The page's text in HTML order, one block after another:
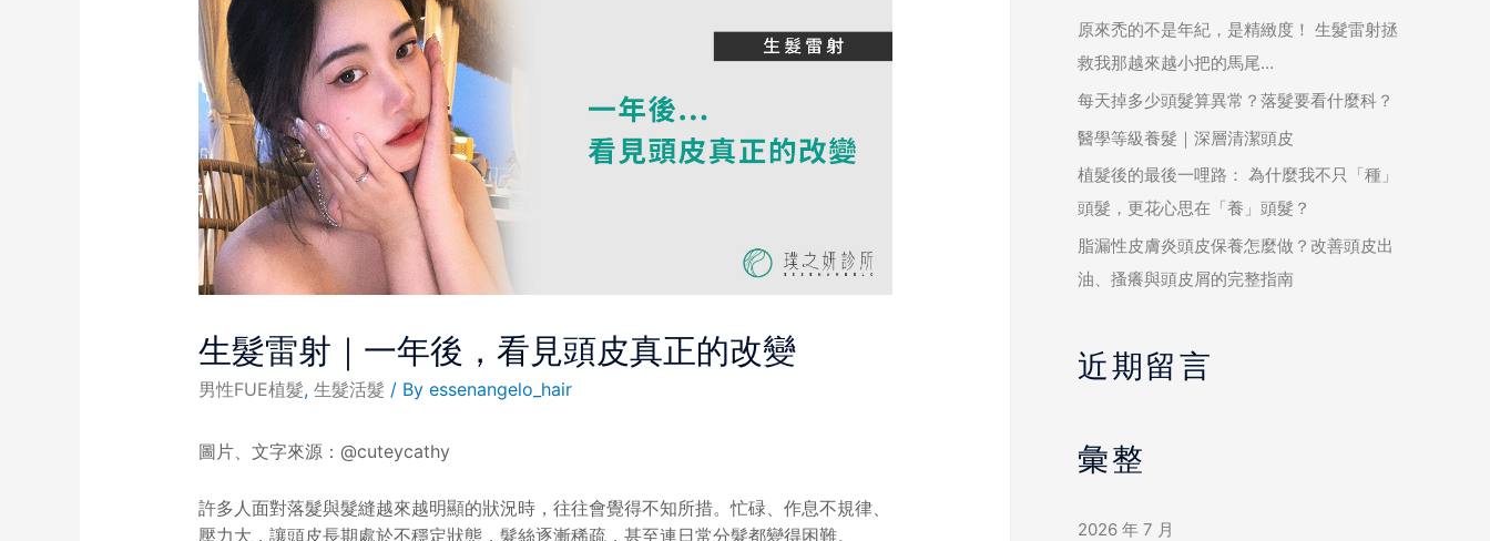
生髮雷射｜一年後，看見頭皮真正的改變
男性FUE植髮, 生髮活髮 / By essenangelo_hair
圖片、文字來源：@cuteycathy
許多人面對落髮與髮縫越來越明顯的狀況時，往往會覺得不知所措。忙碌、作息不規律、
壓力大，讓頭皮長期處於不穩定狀態，髮絲逐漸稀疏，甚至連日常分髮都變得困難。
原來禿的不是年紀，是精緻度！ 生髮雷射拯
救我那越來越小把的馬尾…
每天掉多少頭髮算異常？落髮要看什麼科？
醫學等級養髮｜深層清潔頭皮
植髮後的最後一哩路： 為什麼我不只「種」
頭髮，更花心思在「養」頭髮？
脂漏性皮膚炎頭皮保養怎麼做？改善頭皮出
油、搔癢與頭皮屑的完整指南
近期留言
彙整
2026 年 7 月